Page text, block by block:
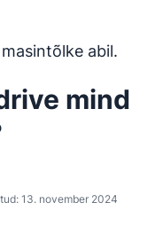
abil.
mind
13. november 2024